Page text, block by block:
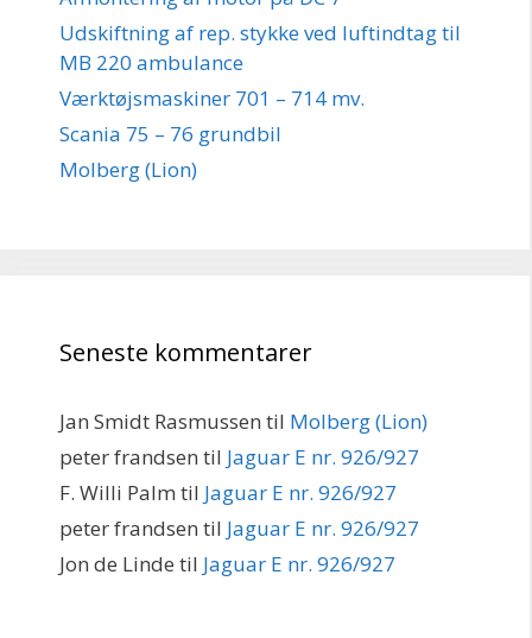
Udskiftning af rep. stykke ved luftindtag til
MB 220 ambulance
Værktøjsmaskiner 701 – 714 mv.
Scania 75 – 76 grundbil
Molberg (Lion)
Seneste kommentarer
Jan Smidt Rasmussen til Molberg (Lion)
peter frandsen til Jaguar E nr. 926/927
F. Willi Palm til Jaguar E nr. 926/927
peter frandsen til Jaguar E nr. 926/927
Jon de Linde til Jaguar E nr. 926/927